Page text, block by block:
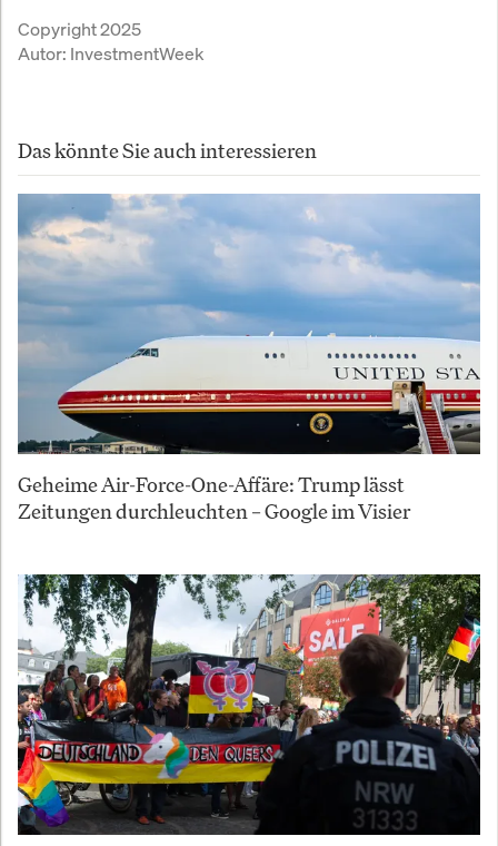
Copyright 2025
Autor: InvestmentWeek
Das könnte Sie auch interessieren
Geheime Air-Force-One-Affäre: Trump lässt
Zeitungen durchleuchten – Google im Visier